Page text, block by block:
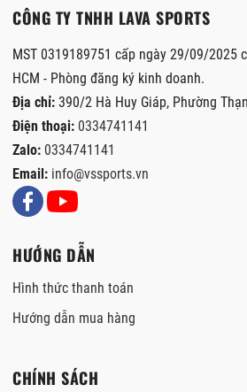
CÔNG TY TNHH LAVA SPORTS
MST 0319189751 cấp ngày 29/09/2025
HCM - Phòng đăng ký kinh doanh.
Địa chỉ: 390/2 Hà Huy Giáp, Phường
Điện thoại: 0334741141
Zalo: 0334741141
Email: info@vssports.vn
HƯỚNG DẪN
Hình thức thanh toán
Hướng dẫn mua hàng
CHÍNH SÁCH